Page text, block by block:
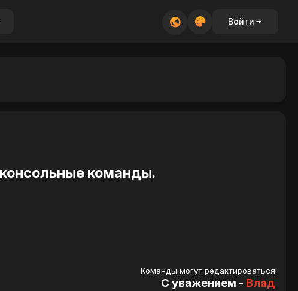
Войти
команды.
Команды могут редактироваться!
С уважением - Влад